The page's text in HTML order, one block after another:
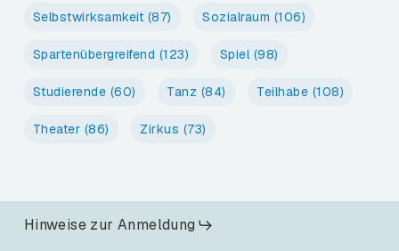
Selbstwirksamkeit (87) Sozialraum (106)
Spartenübergreifend (123) Spiel(98)
Studierende (60) Tanz (84) Teilhabe (108)
Theater (86) Zirkus (73)
Hinweise zur Anmeldung